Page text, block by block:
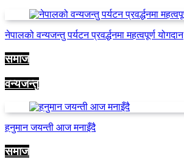
नेपालको वन्यजन्तु पर्यटन प्रवर्द्धनमा महत्वपूर्ण योगदान
समाज
वन्यजन्तु
हनुमान जयन्ती आज मनाइँदै
समाज